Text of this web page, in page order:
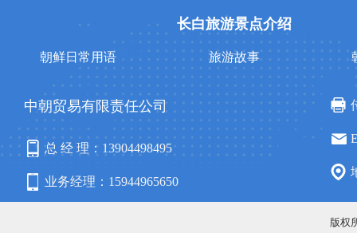
长白旅游景点介绍
朝鲜日常用语 旅游故事
中朝贸易有限责任公司
总 经 理：13904498495
业务经理：15944965650
版权